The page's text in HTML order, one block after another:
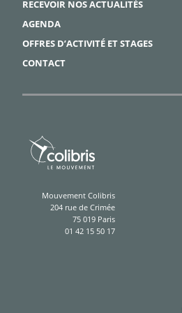
Mouvement Colibris
204 rue de Crimée
75 019 Paris
01 42 15 50 17
RECEVOIR NOS ACTUALITÉS
AGENDA
OFFRES D’ACTIVITÉ ET STAGES
CONTACT